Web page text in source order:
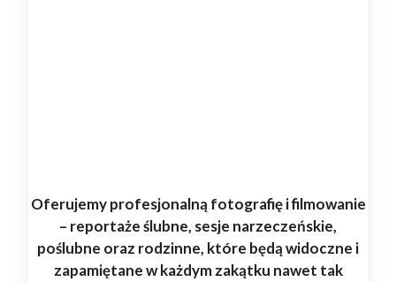
Oferujemy profesjonalną fotografię i filmowanie
– reportaże ślubne, sesje narzeczeńskie,
poślubne oraz rodzinne, które będą widoczne i
zapamiętane w każdym zakątku nawet tak